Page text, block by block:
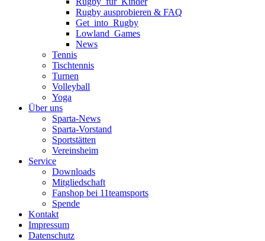
Rugby ausprobieren & FAQ
Get_into_Rugby
Lowland_Games
News
Tennis
Tischtennis
Turnen
Volleyball
Yoga
Über uns
Sparta-News
Sparta-Vorstand
Sportstätten
Vereinsheim
Service
Downloads
Mitgliedschaft
Fanshop bei 11teamsports
Spende
Kontakt
Impressum
Datenschutz